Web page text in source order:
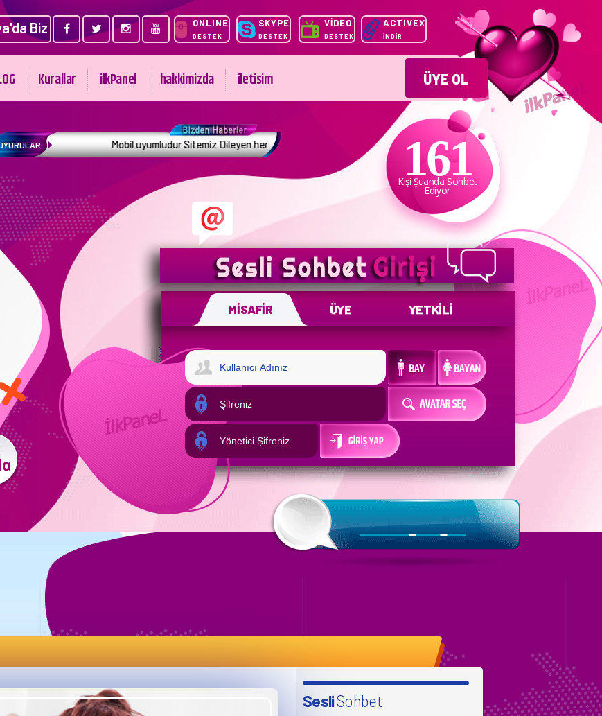
Biz ONLINE
DESTEK
SKYPE
DESTEK
VİDEO
DESTEK
ACTIVEX
İNDİR
Mobil uyumludur Sitemiz Dileyen herkes Telefon ve Akıllı Cihazlardan sitemize giriş etmek Münkündür.
Kurallar ilkPanel hakkimizda iletisim
161
Kişi Şuanda Sohbet
Ediyor
ÜYE OL
MİSAFİR ÜYE YETKİLİ
SesliSohbet